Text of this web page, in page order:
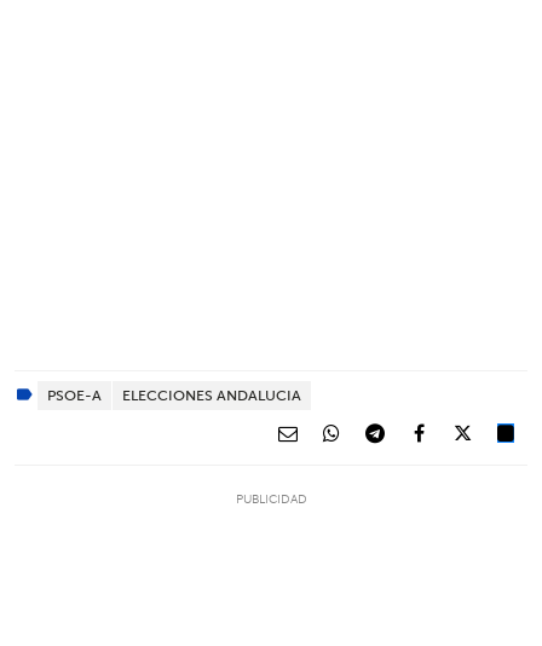
PSOE-A ELECCIONES ANDALUCIA